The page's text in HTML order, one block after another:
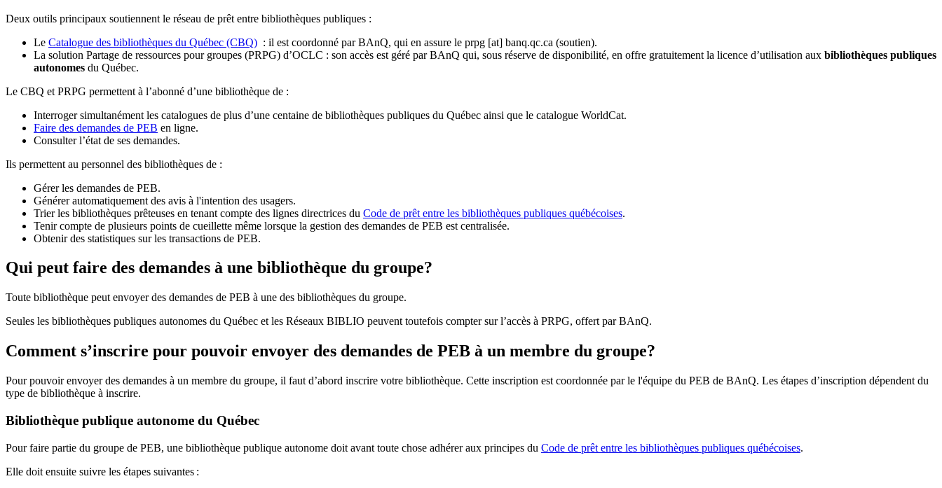
Deux outils principaux soutiennent le réseau de prêt entre bibliothèques publiques :
Le Catalogue des bibliothèques du Québec (CBQ) : il est coordonné par BAnQ, qui en assure le prpg [at] banq.qc.ca (soutien).
La solution Partage de ressources pour groupes (PRPG) d’OCLC : son accès est géré par BAnQ qui, sous réserve de disponibilité, en offre gratuitement la licence d’utilisation aux bibliothèques publiques
autonomes du Québec.
Le CBQ et PRPG permettent à l’abonné d’une bibliothèque de :
Interroger simultanément les catalogues de plus d’une centaine de bibliothèques publiques du Québec ainsi que le catalogue WorldCat.
Faire des demandes de PEB en ligne.
Consulter l’état de ses demandes.
Ils permettent au personnel des bibliothèques de :
Gérer les demandes de PEB.
Générer automatiquement des avis à l'intention des usagers.
Trier les bibliothèques prêteuses en tenant compte des lignes directrices du Code de prêt entre les bibliothèques publiques québécoises.
Tenir compte de plusieurs points de cueillette même lorsque la gestion des demandes de PEB est centralisée.
Obtenir des statistiques sur les transactions de PEB.
Qui peut faire des demandes à une bibliothèque du groupe?
Toute bibliothèque peut envoyer des demandes de PEB à une des bibliothèques du groupe.
Seules les bibliothèques publiques autonomes du Québec et les Réseaux BIBLIO peuvent toutefois compter sur l’accès à PRPG, offert par BAnQ.
Comment s’inscrire pour pouvoir envoyer des demandes de PEB à un membre du groupe?
Pour pouvoir envoyer des demandes à un membre du groupe, il faut d’abord inscrire votre bibliothèque. Cette inscription est coordonnée par le l'équipe du PEB de BAnQ. Les étapes d’inscription dépendent du
type de bibliothèque à inscrire.
Bibliothèque publique autonome du Québec
Pour faire partie du groupe de PEB, une bibliothèque publique autonome doit avant toute chose adhérer aux principes du Code de prêt entre les bibliothèques publiques québécoises.
Elle doit ensuite suivre les étapes suivantes :